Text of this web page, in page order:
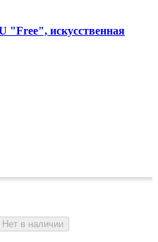
"Free", искусственная
Нет в наличии